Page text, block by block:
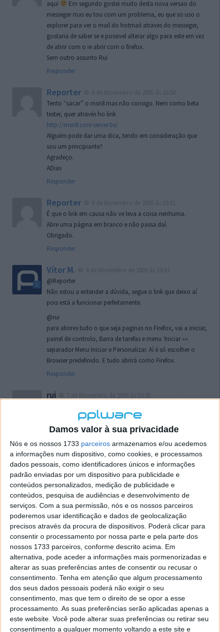
Damos valor à sua privacidade
Nós e os nossos 1733 parceiros armazenamos e/ou acedemos
a informações num dispositivo, como cookies, e processamos
dados pessoais, como identificadores únicos e informações
padrão enviadas por um dispositivo para publicidade e
conteúdos personalizados, medição de publicidade e
conteúdos, pesquisa de audiências e desenvolvimento de
serviços. Com a sua permissão, nós e os nossos parceiros
poderemos usar identificação e dados de geolocalização
precisos através da procura de dispositivos. Poderá clicar para
consentir o processamento por nossa parte e pela parte dos
nossos 1733 parceiros, conforme descrito acima. Em
alternativa, pode aceder a informações mais pormenorizadas e
alterar as suas preferências antes de consentir ou recusar o
consentimento. Tenha em atenção que algum processamento
dos seus dados pessoais poderá não exigir o seu
consentimento, mas que tem o direito de se opor a esse
processamento. As suas preferências serão aplicadas apenas a
este website. Você pode alterar suas preferências ou retirar seu
consentimento a qualquer momento voltando a este site e
aqui
Em segundo gostei muito desta nova versao do
messeger mas eu tou com um problema, eu que so uso o
explorer para ver o mail do hotmail atraves do messeger,
gostaria de saber se e possivel alterar algo para este em vez
de abrir com o ie abrir com o firefox.
Sem outro assunto Rui
Responder
Reporter
Tento “sacar” o msn8 mas não consigo. Nem como beta
tester, quer através ho link
http://msn8.core-server.be/
Alguém pode dar uma dica, tendo em consideração que
sou um principiante?
Agradeço.
ADias
Responder
Reporter
É que o link em causa não ve leva a coisa nenhuma.
Abre uma página em branco e não passa daí.
Obrigado.
Responder
Vítor M.
@Reporter
Não estou a entender a dúvida, segue o link que deixo aí
pois está a funcionar perfeitamente.
@rui
para abrires tudo o que seja paginas no Firefox, vai a iniciar,
painel de controlo, Barra de tarefas e menu ‘Iniciar »»
separador Menu Iniciar e Personalizar. Aí é só escolher o
Browser predefinido. E tudo abrirá como Firefox.
Responder
rui
localizaçao referida n se encontra la nada k me permita por
o firefox como browser predefenido
Ja percorri o painel
tentei apagar o explorer na tentativa de forçar o uso do
firefox mas em vao. Kaso te lembres de outra dica fico
agradecido, caso contrario obrigado a mesma
Responder
Vítor M.
7 de Novembro de 2005 às 01:39
@Reporter
Desculpa mas o link funciona. Seja como for segue por mail
o MSn Messenger 8.
Responder
Vítor M.
@Rui
Tens de encontrar o que te falei. Faz da seguinte maneira,
janela iniciar e no topo dessa janela com o botão direito do
rato faz propriedades. Depois no separador Menu ‘Iniciar’
clica no botão ‘Personalizar’ aí encontrarás no separador